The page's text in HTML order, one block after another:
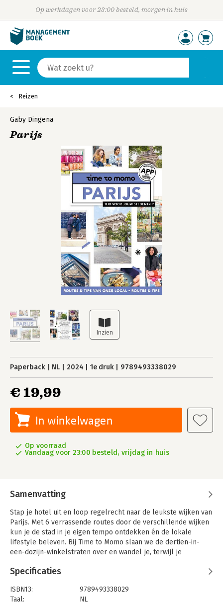
Op werkdagen voor 23:00 besteld, morgen in huis
Reizen
Gaby Dingena
Parijs
Paperback NL 2024 1e druk 9789493338029
€ 19,99
In winkelwagen
Op voorraad
Vandaag voor 23:00 besteld, vrijdag in huis
Samenvatting
Stap je hotel uit en loop regelrecht naar de leukste wijken van
Parijs. Met 6 verrassende routes door de verschillende wijken
kun je de stad in je eigen tempo ontdekken én de lokale
lifestyle beleven. Bij Time to Momo slaan we de dertien-in-
een-dozijn-winkelstraten over en wandel je, terwijl je
winkels, vintage markten, creatieve hotspots en fijne parken
bezienswaardigheden, leuke top 10-lijstjes, meer dan 250
adressen om te eten, drinken en shoppen, handige
Specificaties
ISBN13:
9789493338029
Taal:
NL